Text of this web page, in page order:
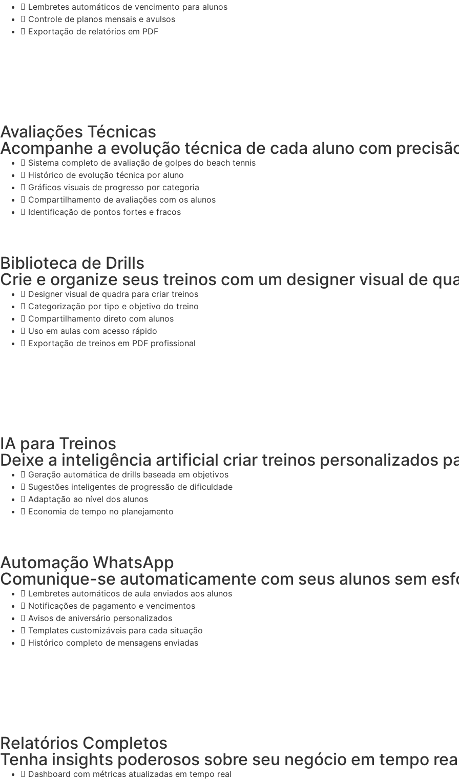
Lembretes automáticos de vencimento para alunos
Controle de planos mensais e avulsos
Exportação de relatórios em PDF
Avaliações Técnicas
Acompanhe a evolução técnica de cada aluno com
Sistema completo de avaliação de golpes do beach tennis
Histórico de evolução técnica por aluno
Gráficos visuais de progresso por categoria
Compartilhamento de avaliações com os alunos
Identificação de pontos fortes e fracos
Biblioteca de Drills
Crie e organize seus treinos com um designer visual de
Designer visual de quadra para criar treinos
Categorização por tipo e objetivo do treino
Compartilhamento direto com alunos
Uso em aulas com acesso rápido
Exportação de treinos em PDF profissional
IA para Treinos
Deixe a inteligência artificial criar treinos personalizados
Geração automática de drills baseada em objetivos
Sugestões inteligentes de progressão de dificuldade
Adaptação ao nível dos alunos
Economia de tempo no planejamento
Automação WhatsApp
Comunique-se automaticamente com seus alunos sem
Lembretes automáticos de aula enviados aos alunos
Notificações de pagamento e vencimentos
Avisos de aniversário personalizados
Templates customizáveis para cada situação
Histórico completo de mensagens enviadas
Relatórios Completos
Tenha insights poderosos sobre seu negócio em tempo
Dashboard com métricas atualizadas em tempo real